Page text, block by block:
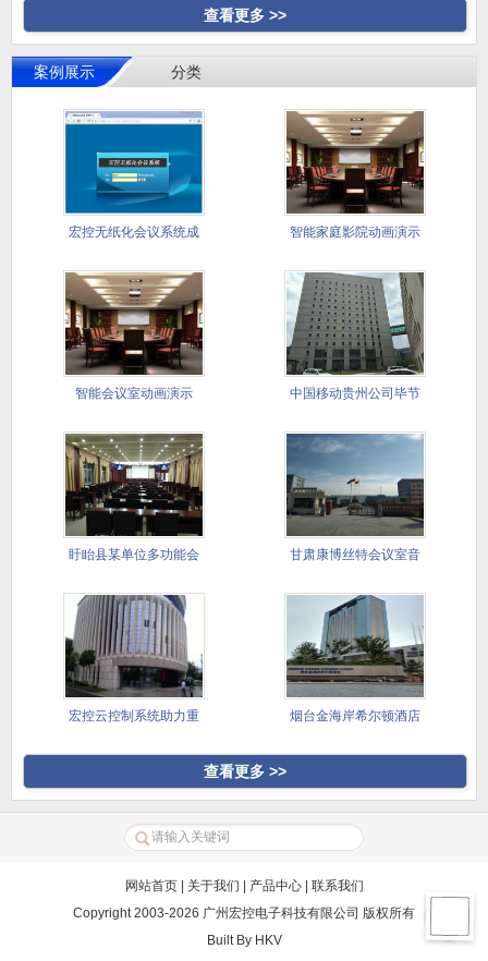
查看更多 >>
案例展示 分类
宏控无纸化会议系统成 智能家庭影院动画演示
智能会议室动画演示 中国移动贵州公司毕节
盱眙县某单位多功能会 甘肃康博丝特会议室音
宏控云控制系统助力重 烟台金海岸希尔顿酒店
查看更多 >>
网站首页| 关于我们 产品中心| 联系我们
Copyright 2003-2026 广州宏控电子科技有限公司 版权所有
Built By HKV